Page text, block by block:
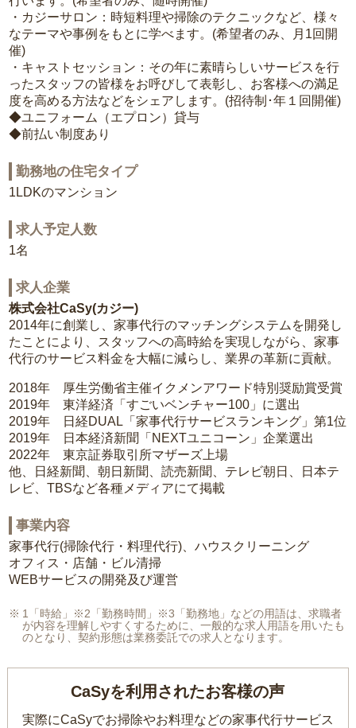
・カジーサロン：時短料理や掃除のテクニックなど、様々
なテーマや事例をもとに学べます。(希望者のみ、月1回開
催)
・キャストセッション：その年に素晴らしいサービスを行
ったスタッフの皆様をお呼びして表彰し、お客様への満足
度を高める方法などをシェアします。(招待制･年１回開催)
◆ユニフォーム（エプロン）貸与
◆前払い制度あり
勤務地の住宅タイプ
1LDKのマンション
求人予定人数
1名
求人企業
株式会社CaSy(カジー)
2014年に創業し、家事代行のマッチングシステムを開発し
たことにより、スタッフへの高時給を実現しながら、家事
代行のサービス料金を大幅に減らし、業界の革新に貢献。
2018年 厚生労働省主催イクメンアワード特別奨励賞受賞
2019年 東洋経済「すごいベンチャー100」に選出
2019年 日経DUAL「家事代行サービスランキング」第1位
2019年 日本経済新聞「NEXTユニコーン」企業選出
2022年 東京証券取引所マザーズ上場
他、日経新聞、朝日新聞、読売新聞、テレビ朝日、日本テ
レビ、TBSなど各種メディアにて掲載
事業内容
家事代行(掃除代行・料理代行)、ハウスクリーニング
オフィス・店舗・ビル清掃
WEBサービスの開発及び運営
1「時給」※2「勤務時間」※3「勤務地」などの用語は、求職者
が内容を理解しやすくするために、一般的な求人用語を用いたも
のとなり、契約形態は業務委託での求人となります。
CaSyを利用されたお客様の声
実際にCaSyでお掃除やお料理などの家事代行サービス